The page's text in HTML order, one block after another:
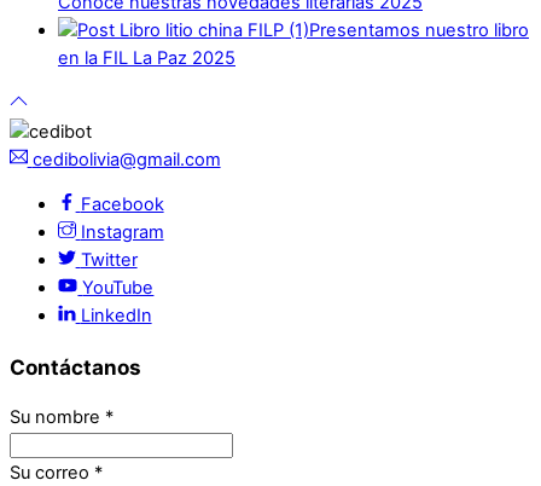
Presentamos nuestro libro
en la FIL La Paz 2025
cedibolivia@gmail.com
Facebook
Instagram
Twitter
YouTube
LinkedIn
Contáctanos
Su nombre *
Su correo *